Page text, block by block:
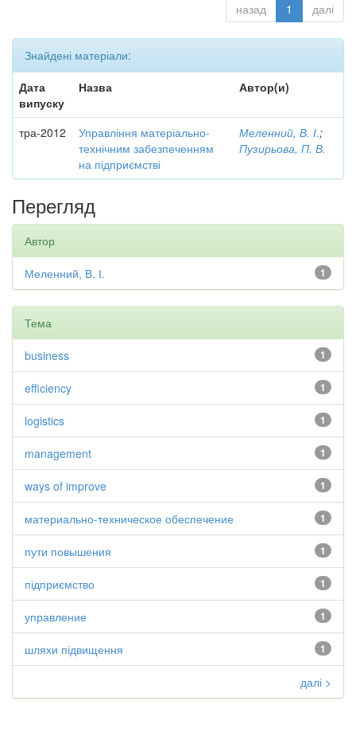
назад 1 далі
Знайдені матеріали:
Дата
випуску
Назва Автор(и)
тра-2012
Управління матеріально-
технічним забезпеченням
на підприємстві
Меленний, В. І.;
Пузирьова, П. В.
Перегляд
Автор
1
Меленний, В. І.
Тема
1
business
1
efficiency
1
logistics
1
management
1
ways of improve
1
материально-техническое обеспечение
1
пути повышения
1
підприємство
1
управление
1
шляхи підвищення
далі >